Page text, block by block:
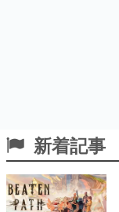
新着記事